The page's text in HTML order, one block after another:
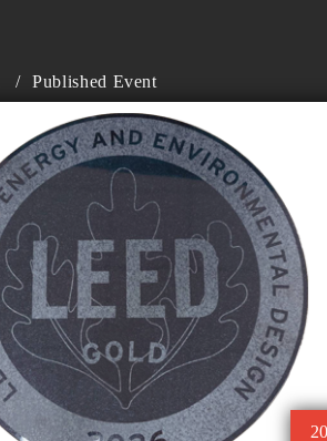
/ Published Event